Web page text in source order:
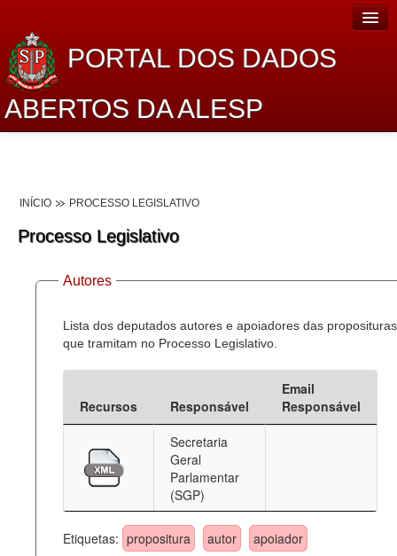
PORTAL DOS DADOS
ABERTOS DA ALESP
Lei de Acesso à Informação
Dados Governamentais Abertos
Planejamento
Catálogo de dados
Deputados Estaduais
Administração
Agenda
INÍCIO PROCESSO LEGISLATIVO
Processo Legislativo
Autores
Lista dos deputados autores e apoiadores das proposituras
que tramitam no Processo Legislativo.
Recursos Responsável
Email
Responsável
Secretaria
Geral
Parlamentar
(SGP)
Etiquetas: propositura autor apoiador